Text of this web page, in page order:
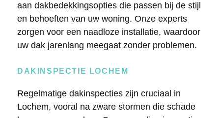
aan dakbedekkingsopties die passen bij de stijl
en behoeften van uw woning. Onze experts
zorgen voor een naadloze installatie, waardoor
uw dak jarenlang meegaat zonder problemen.
DAKINSPECTIE LOCHEM
Regelmatige dakinspecties zijn cruciaal in
Lochem, vooral na zware stormen die schade